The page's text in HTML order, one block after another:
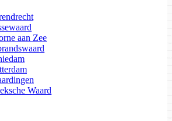
aan Zee
Waard